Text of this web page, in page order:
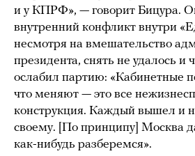
и у КПРФ», — говорит Бицура.
внутренний конфликт внутри
несмотря на вмешательство
президента, снять не удалось и
ослабил партию: «Кабинетные
что меняют — это все
конструкция. Каждый вышел и
своему. [По принципу] Москва
как-нибудь разберемся».